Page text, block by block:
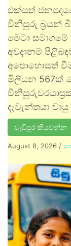
එක්සත්
විනිසුරු බ්‍රයන්
මෙටා
අවදානම්
අපොහොසත්
මිලියන 567ක්
දැවැන්තයා
වැඩිපුර කියවන්න
August 8, 2026 /